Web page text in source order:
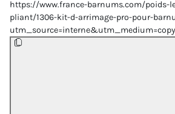
https://www.france-barnums.com/poids-
pliant/1306-kit-d-arrimage-pro-pour-